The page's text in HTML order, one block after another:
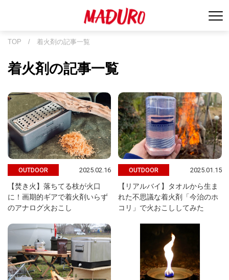
TOP / 着火剤の記事一覧
着火剤の記事一覧
OUTDOOR 2025.02.16
【焚き火】落ちてる枝が火口
に！画期的ギアで着火剤いらず
のアナログ火おこし
OUTDOOR 2025.01.15
【リアルバイ】タオルから生ま
れた不思議な着火剤「今治のホ
コリ」で火おこししてみた